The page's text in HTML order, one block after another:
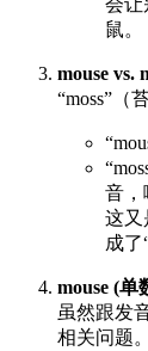
会让
鼠。
mouse vs.
“moss”（
音，
这又
成了
mouse (单
虽然跟发
相关问题